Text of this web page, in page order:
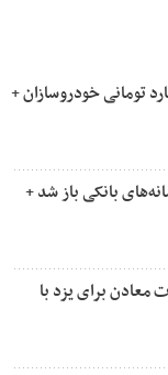
۱۰۰ هزار میلیارد تومانی خودروسازان +
بانکی باز شد +
معادن برای یزد با